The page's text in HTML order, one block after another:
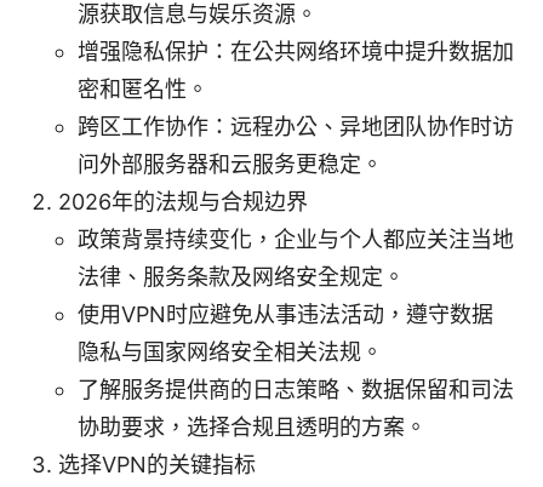
源获取信息与娱乐资源。
增强隐私保护：在公共网络环境中提升数据加
密和匿名性。
跨区工作协作：远程办公、异地团队协作时访
问外部服务器和云服务更稳定。
2026年的法规与合规边界
政策背景持续变化，企业与个人都应关注当地
法律、服务条款及网络安全规定。
使用VPN时应避免从事违法活动，遵守数据
隐私与国家网络安全相关法规。
了解服务提供商的日志策略、数据保留和司法
协助要求，选择合规且透明的方案。
选择VPN的关键指标